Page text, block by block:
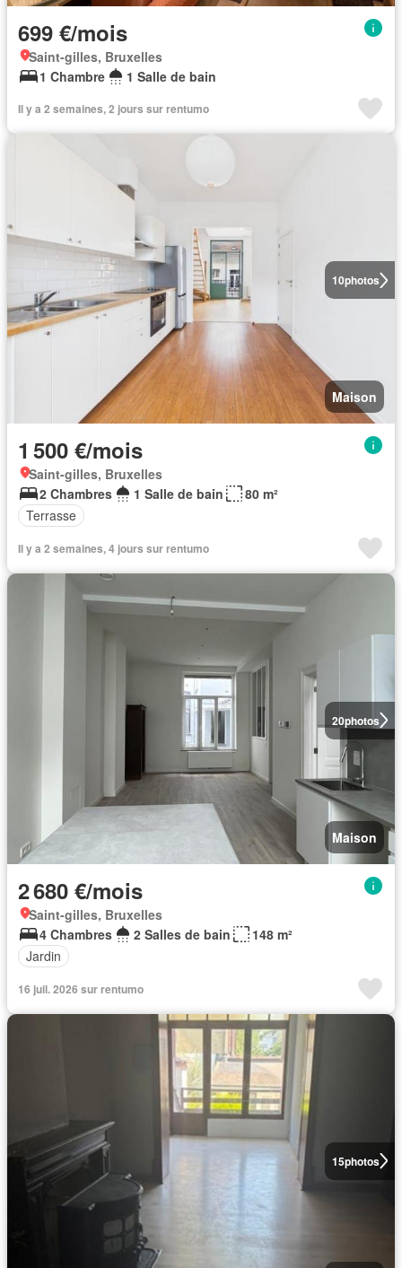
699 €/mois
Saint-gilles, Bruxelles
1 Chambre
1 Salle de bain
Il y a 2 semaines, 2 jours sur rentumo
10photos
Maison
1 500 €/mois
Saint-gilles, Bruxelles
2 Chambres
1 Salle de bain
80 m²
Terrasse
Il y a 2 semaines, 4 jours sur rentumo
20photos
Maison
2 680 €/mois
Saint-gilles, Bruxelles
4 Chambres
2 Salles de bain
148 m²
Jardin
16 juil. 2026 sur rentumo
15photos